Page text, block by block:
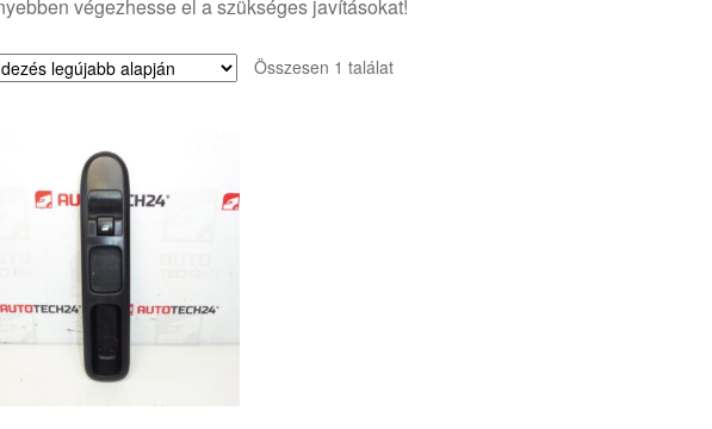
végezhesse el a szükséges javításokat!
Összesen 1 találat